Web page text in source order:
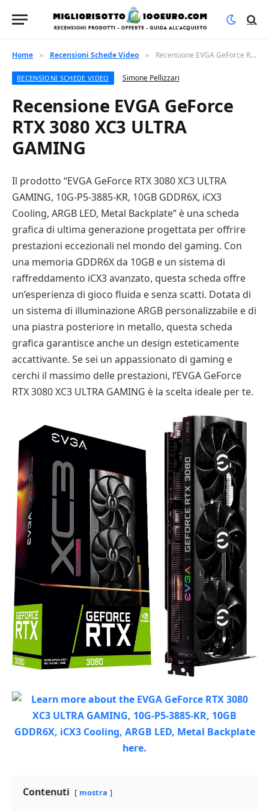
Home » Recensioni Schede Video » Recensione EVGA GeForce RTX 3080 XC3 ULTRA GAMING
RECENSIONI SCHEDE VIDEO Simone Pellizzari
Recensione EVGA GeForce
RTX 3080 XC3 ULTRA
GAMING
Il prodotto “EVGA GeForce RTX 3080 XC3 ULTRA
GAMING, 10G-P5-3885-KR, 10GB GDDR6X, iCX3
Cooling, ARGB LED, Metal Backplate” è una scheda
grafica di ultima generazione progettata per offrire
prestazioni eccezionali nel mondo del gaming. Con
una memoria GDDR6X da 10GB e un sistema di
raffreddamento iCX3 avanzato, questa scheda offre
un’esperienza di gioco fluida e senza scatti. Dotata di
un sistema di illuminazione ARGB personalizzabile e di
una piastra posteriore in metallo, questa scheda
grafica garantisce anche un design esteticamente
accattivante. Se sei un appassionato di gaming e
cerchi il massimo delle prestazioni, l’EVGA GeForce
RTX 3080 XC3 ULTRA GAMING è la scelta ideale per te.
Contenuti mostra